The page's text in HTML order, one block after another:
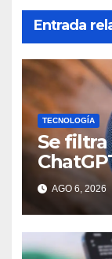
Entrada
TECNOLOGÍA
Se
y su
AGO 6, 2026